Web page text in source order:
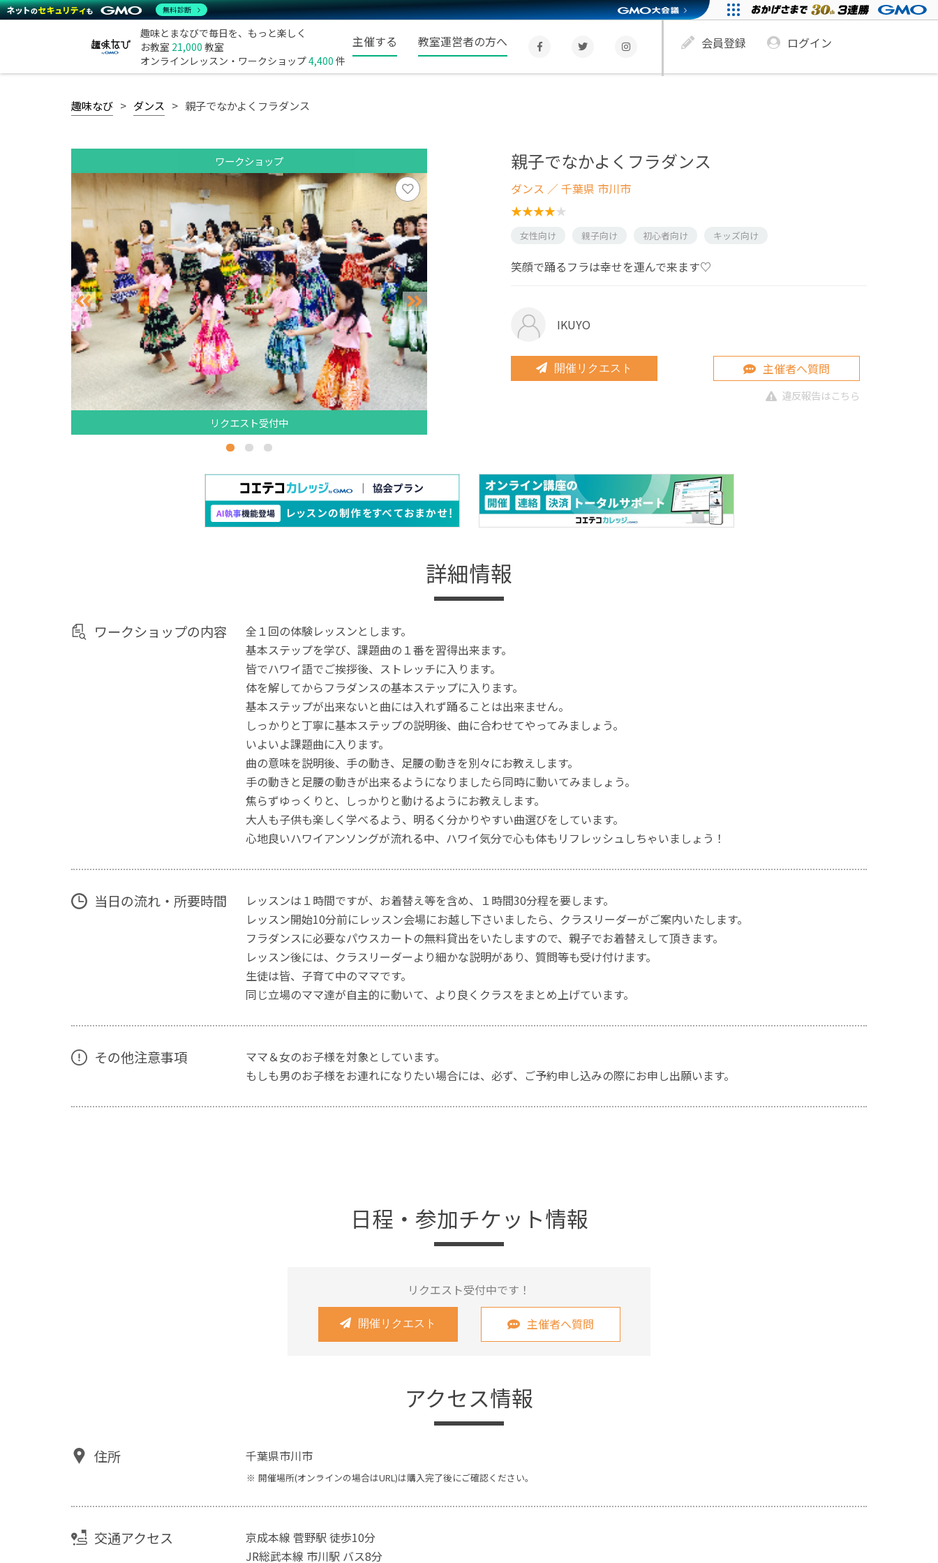
趣味とまなびで毎日を、もっと楽しく
お教室 21,000 教室
オンラインレッスン・ワークショップ4,400 件
主催する 教室運営者の方へ 会員登録 ログイン
趣味なび ダンス 親子でなかよくフラダンス
ワークショップ
リクエスト受付中
親子でなかよくフラダンス
ダンス ／ 千葉県 市川市
女性向け 親子向け 初心者向け キッズ向け
笑顔で踊るフラは幸せを運んで来ます♡
IKUYO
開催リクエスト 主催者へ質問
違反報告はこちら
詳細情報
ワークショップの内容
全１回の体験レッスンとします。
基本ステップを学び、課題曲の１番を習得出来ます。
皆でハワイ語でご挨拶後、ストレッチに入ります。
体を解してからフラダンスの基本ステップに入ります。
基本ステップが出来ないと曲には入れず踊ることは出来ません。
しっかりと丁寧に基本ステップの説明後、曲に合わせてやってみましょう。
いよいよ課題曲に入ります。
曲の意味を説明後、手の動き、足腰の動きを別々にお教えします。
手の動きと足腰の動きが出来るようになりましたら同時に動いてみましょう。
焦らずゆっくりと、しっかりと動けるようにお教えします。
大人も子供も楽しく学べるよう、明るく分かりやすい曲選びをしています。
心地良いハワイアンソングが流れる中、ハワイ気分で心も体もリフレッシュしちゃいましょう！
当日の流れ・所要時間
レッスンは１時間ですが、お着替え等を含め、１時間30分程を要します。
レッスン開始10分前にレッスン会場にお越し下さいましたら、クラスリーダーがご案内いたします。
フラダンスに必要なパウスカートの無料貸出をいたしますので、親子でお着替えして頂きます。
レッスン後には、クラスリーダーより細かな説明があり、質問等も受け付けます。
生徒は皆、子育て中のママです。
同じ立場のママ達が自主的に動いて、より良くクラスをまとめ上げています。
その他注意事項
ママ＆女のお子様を対象としています。
もしも男のお子様をお連れになりたい場合には、必ず、ご予約申し込みの際にお申し出願います。
日程・参加チケット情報
リクエスト受付中です！
開催リクエスト 主催者へ質問
アクセス情報
住所 千葉県市川市
開催場所(オンラインの場合はURL)は購入完了後にご確認ください。
交通アクセス
京成本線 菅野駅 徒歩10分
JR総武本線 市川駅 バス8分
無料診断